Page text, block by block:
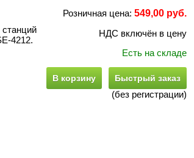
4212.
Розничная цена: 549,00 руб.
НДС включён в цену
Есть на складе
В корзину Быстрый заказ
(без регистрации)